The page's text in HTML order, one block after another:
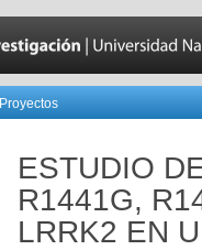
Proyectos
ESTUDIO
R1441G,
LRRK2 EN